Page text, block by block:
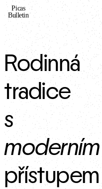
Picas
Bulletin
Rodinná
tradice
s
moderním
přístupem